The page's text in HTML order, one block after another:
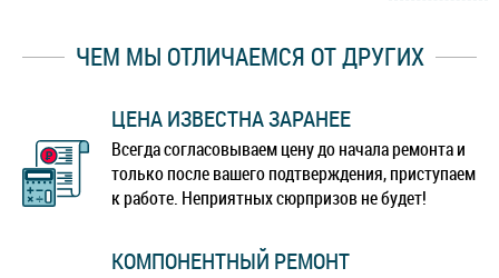
ЧЕМ МЫ ОТЛИЧАЕМСЯ ОТ ДРУГИХ
ЦЕНА ИЗВЕСТНА ЗАРАНЕЕ
Всегда согласовываем цену до начала ремонта и
только после вашего подтверждения, приступаем
к работе. Неприятных сюрпризов не будет!
КОМПОНЕНТНЫЙ РЕМОНТ